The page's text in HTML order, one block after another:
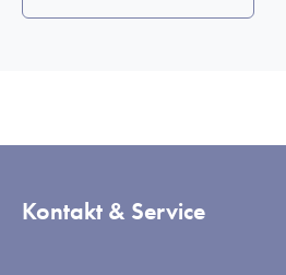
Kontakt & Service